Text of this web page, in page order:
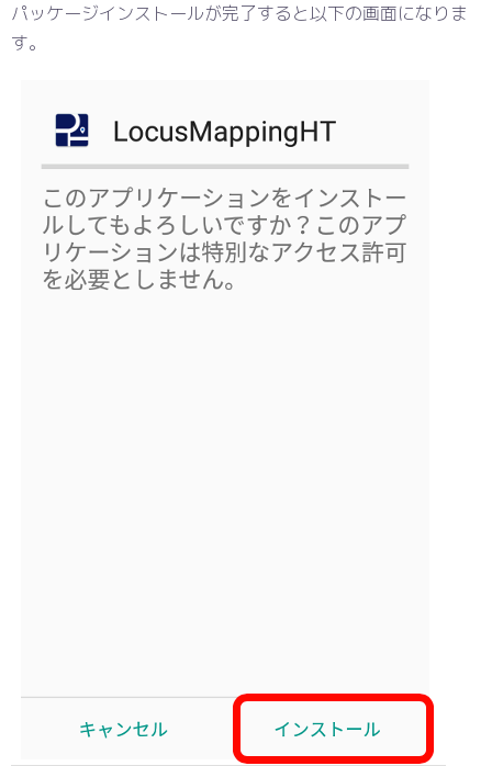
パッケージインストールが完了すると以下の画面になりま
す。